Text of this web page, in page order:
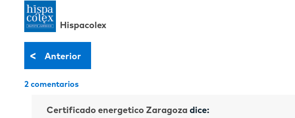
Hispacolex
< Anterior
2 comentarios
Certificado energetico Zaragoza dice: